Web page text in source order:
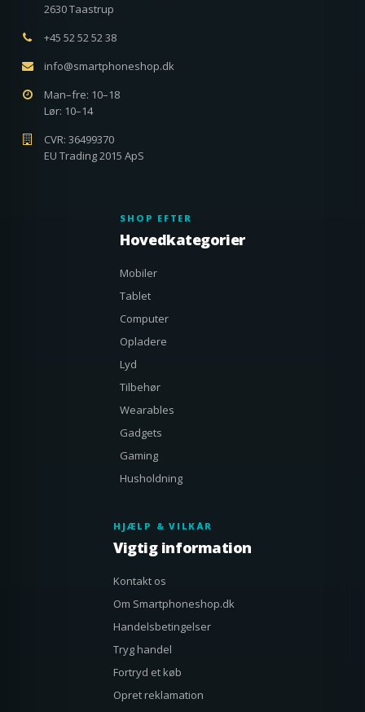
2630 Taastrup
+45 52 52 52 38
info@smartphoneshop.dk
Man–fre: 10–18
Lør: 10–14
CVR: 36499370
EU Trading 2015 ApS
SHOP EFTER
Hovedkategorier
Mobiler
Tablet
Computer
Opladere
Lyd
Tilbehør
Wearables
Gadgets
Gaming
Husholdning
HJÆLP & VILKÅR
Vigtig information
Kontakt os
Om Smartphoneshop.dk
Handelsbetingelser
Tryg handel
Fortryd et køb
Opret reklamation